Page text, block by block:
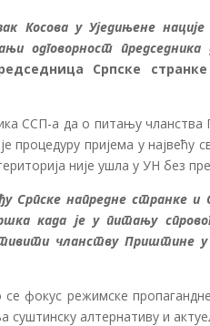
Косова у Уједињене
одговорност председника
Српске
ССП-а да о питању чланства
процедуру пријема у највећу
није ушла у УН без
Српске напредне странке
када је у питању
чланству Приштине у
фокус режимске
суштинску алтернативу и